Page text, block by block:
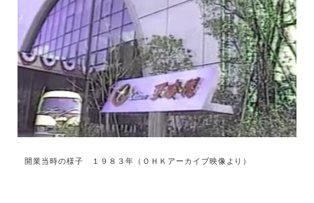
開業当時の様子 １９８３年（ＯＨＫアーカイブ映像より）